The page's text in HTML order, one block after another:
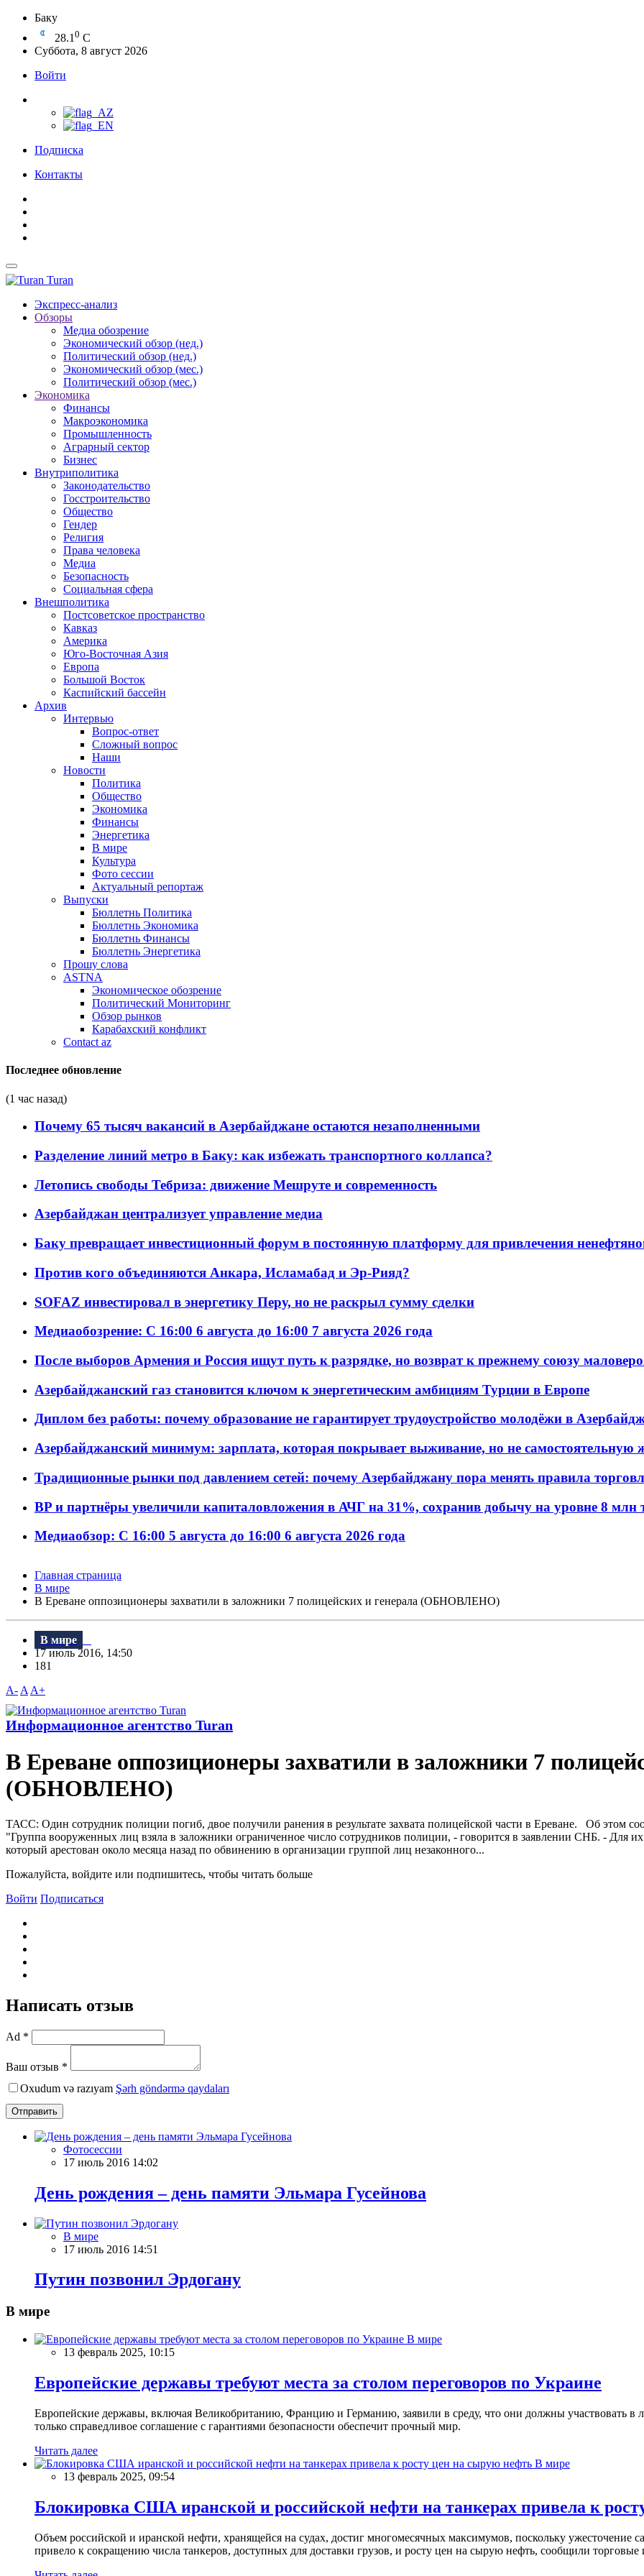
Баку
28.1 0 C
Суббота, 8 август 2026
Войти
Подписка
Контакты
Turan
Экспресс-анализ
Обзоры
Медиа обозрение
Экономический обзор (нед.)
Политический обзор (нед.)
Экономический обзор (мес.)
Политический обзор (мес.)
Экономика
Финансы
Макроэкономика
Промышленность
Аграрный сектор
Бизнес
Внутриполитика
Законодательство
Госстроительство
Общество
Гендер
Религия
Права человека
Медиа
Безопасность
Социальная сфера
Внешполитика
Постсоветское пространство
Кавказ
Америка
Юго-Восточная Азия
Европа
Большой Восток
Каспийский бассейн
Архив
Интервью
Вопрос-ответ
Сложный вопрос
Наши
Новости
Политика
Общество
Экономика
Финансы
Энергетика
В мире
Культура
Фото сессии
Актуальный репортаж
Выпуски
Бюллетнь Политика
Бюллетнь Экономика
Бюллетнь Финансы
Бюллетнь Энергетика
Прошу слова
ASTNA
Экономическое обозрение
Политический Мониторинг
Обзор рынков
Карабахский конфликт
Contact az
Последнее обновление
(1 час назад)
Почему 65 тысяч вакансий в Азербайджане остаются незаполненными
Разделение линий метро в Баку: как избежать транспортного коллапса?
Летопись свободы Тебриза: движение Мешруте и современность
Азербайджан централизует управление медиа
Баку превращает инвестиционный форум в постоянную платформу для привлечения
Против кого объединяются Анкара, Исламабад и Эр-Рияд?
SOFAZ инвестировал в энергетику Перу, но не раскрыл сумму сделки
Медиаобозрение: С 16:00 6 августа до 16:00 7 августа 2026 года
После выборов Армения и Россия ищут путь к разрядке, но возврат к прежнему союзу
Азербайджанский газ становится ключом к энергетическим амбициям Турции в Европе
Диплом без работы: почему образование не гарантирует трудоустройство молодёжи в
Азербайджанский минимум: зарплата, которая покрывает выживание, но не самостоятельную
Традиционные рынки под давлением сетей: почему Азербайджану пора менять правила
BP и партнёры увеличили капиталовложения в АЧГ на 31%, сохранив добычу на уровне 8 млн
Медиаобзор: С 16:00 5 августа до 16:00 6 августа 2026 года
Главная страница
В мире
В Ереване оппозиционеры захватили в заложники 7 полицейских и генерала (ОБНОВЛЕНО)
В мире
17 июль 2016, 14:50
181
A- A A+
Информационное агентство Turan
В Ереване оппозиционеры захватили в заложники 7
(ОБНОВЛЕНО)
ТАСС: Один сотрудник полиции погиб, двое получили ранения в результате захвата полицейской части в Ереване. Об этом
"Группа вооруженных лиц взяла в заложники ограниченное число сотрудников полиции, - говорится в заявлении СНБ. - Для
который арестован около месяца назад по обвинению в организации группой лиц незаконного...
Пожалуйста, войдите или подпишитесь, чтобы читать больше
Войти Подписаться
Написать отзыв
Ad *
Ваш отзыв *
Oxudum və razıyam Şərh göndərmə qaydaları
Отправить
Фотосессии
17 июль 2016 14:02
День рождения – день памяти Эльмара Гусейнова
В мире
17 июль 2016 14:51
Путин позвонил Эрдогану
В мире
В мире
13 февраль 2025, 10:15
Европейские державы требуют места за столом переговоров по Украине
Европейские державы, включая Великобританию, Францию и Германию, заявили в среду, что они должны участвовать в
только справедливое соглашение с гарантиями безопасности обеспечит прочный мир.
Читать далее
В мире
13 февраль 2025, 09:54
Блокировка США иранской и российской нефти на танкерах привела к
Объем российской и иранской нефти, хранящейся на судах, достиг многомесячных максимумов, поскольку
привело к сокращению числа танкеров, доступных для доставки грузов, и росту цен на сырую нефть, сообщили торговые